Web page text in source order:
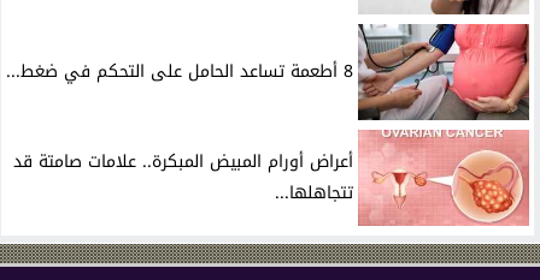
8 أطعمة تساعد الحامل على التحكم في ضغط...
أعراض أورام المبيض المبكرة.. علامات صامتة قد
تتجاهلها...